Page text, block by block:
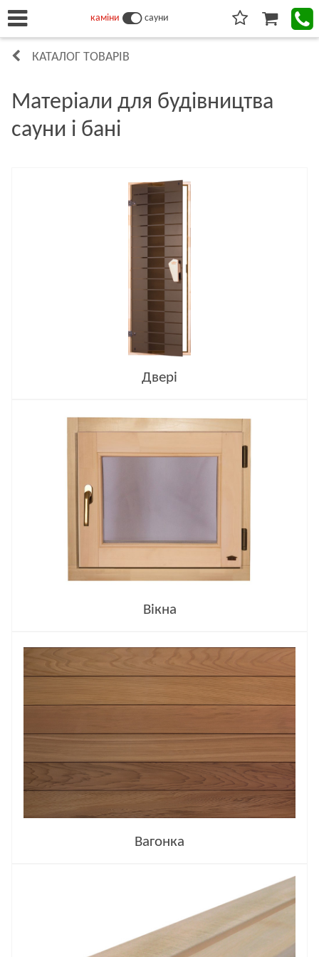
каміни сауни
КАТАЛОГ ТОВАРІВ
Матеріали для будівництва
сауни і бані
Двері
Вікна
Вагонка